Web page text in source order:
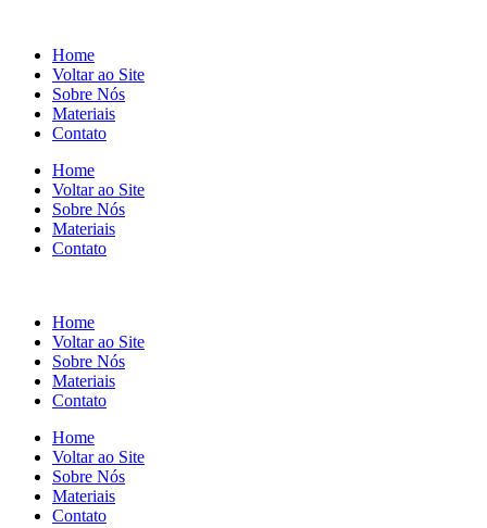
Home
Voltar ao Site
Sobre Nós
Materiais
Contato
Home
Voltar ao Site
Sobre Nós
Materiais
Contato
Home
Voltar ao Site
Sobre Nós
Materiais
Contato
Home
Voltar ao Site
Sobre Nós
Materiais
Contato